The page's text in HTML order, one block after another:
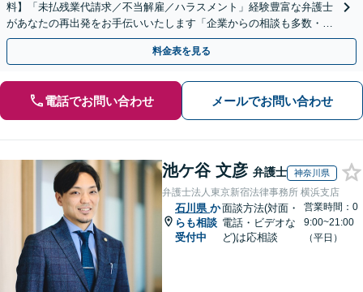
料】「未払残業代請求／不当解雇／ハラスメント」経験豊富な弁護士
があなたの再出発をお手伝いいたします「企業からの相談も多数・労
務管理もお任せ」【電話・メール相談可】
料金表を見る
電話でお問い合わせ メールでお問い合わせ
池ケ谷 文彦 弁護士 神奈川県
弁護士法人東京新宿法律事務所 横浜支店
石川県 か
らも相談
受付中
面談方法(対面・
電話・ビデオな
ど)は応相談
営業時間：0
9:00~21:00
（平日）